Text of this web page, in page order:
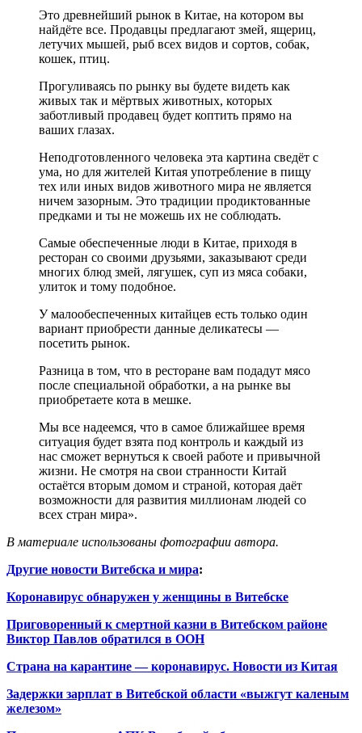
Это древнейший рынок в Китае, на котором вы
найдёте все. Продавцы предлагают змей, ящериц,
летучих мышей, рыб всех видов и сортов, собак,
кошек, птиц.
Прогуливаясь по рынку вы будете видеть как
живых так и мёртвых животных, которых
заботливый продавец будет коптить прямо на
ваших глазах.
Неподготовленного человека эта картина сведёт с
ума, но для жителей Китая употребление в пищу
тех или иных видов животного мира не является
ничем зазорным. Это традиции продиктованные
предками и ты не можешь их не соблюдать.
Самые обеспеченные люди в Китае, приходя в
ресторан со своими друзьями, заказывают среди
многих блюд змей, лягушек, суп из мяса собаки,
улиток и тому подобное.
У малообеспеченных китайцев есть только один
вариант приобрести данные деликатесы —
посетить рынок.
Разница в том, что в ресторане вам подадут мясо
после специальной обработки, а на рынке вы
приобретаете кота в мешке.
Мы все надеемся, что в самое ближайшее время
ситуация будет взята под контроль и каждый из
нас сможет вернуться к своей работе и привычной
жизни. Не смотря на свои странности Китай
остаётся вторым домом и страной, которая даёт
возможности для развития миллионам людей со
всех стран мира».
В материале использованы фотографии автора.
Другие новости Витебска и мира:
Коронавирус обнаружен у женщины в Витебске
Приговоренный к смертной казни в Витебском районе
Виктор Павлов обратился в ООН
Страна на карантине — коронавирус. Новости из Китая
Задержки зарплат в Витебской области «выжгут каленым
железом»